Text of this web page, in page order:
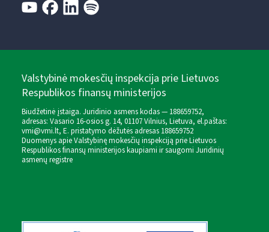
Valstybinė mokesčių inspekcija prie Lietuvos
Respublikos finansų ministerijos
Biudžetinė įstaiga. Juridinio asmens kodas — 188659752,
adresas: Vasario 16-osios g. 14, 01107 Vilnius, Lietuva, el.paštas:
vmi@vmi.lt, E. pristatymo dėžutės adresas 188659752
Duomenys apie Valstybinę mokesčių inspekciją prie Lietuvos
Respublikos finansų ministerijos kaupiami ir saugomi Juridinių
asmenų registre